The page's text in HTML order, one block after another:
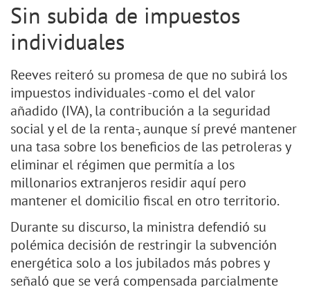
Sin subida de impuestos
individuales
Reeves reiteró su promesa de que no subirá los
impuestos individuales -como el del valor
añadido (IVA), la contribución a la seguridad
social y el de la renta-, aunque sí prevé mantener
una tasa sobre los beneficios de las petroleras y
eliminar el régimen que permitía a los
millonarios extranjeros residir aquí pero
mantener el domicilio fiscal en otro territorio.
Durante su discurso, la ministra defendió su
polémica decisión de restringir la subvención
energética solo a los jubilados más pobres y
señaló que se verá compensada parcialmente